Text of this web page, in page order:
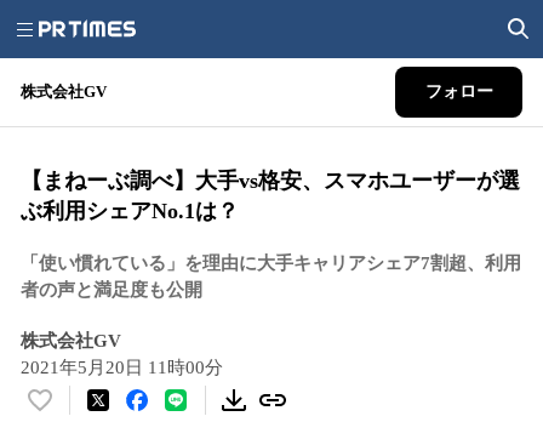
株式会社GV フォロー
【まねーぶ調べ】大手vs格安、スマホユーザーが選
ぶ利用シェアNo.1は？
「使い慣れている」を理由に大手キャリアシェア7割超、利用
者の声と満足度も公開
株式会社GV
2021年5月20日 11時00分
い